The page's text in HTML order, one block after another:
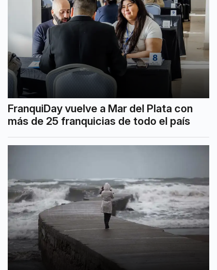
FranquiDay vuelve a Mar del Plata con
más de 25 franquicias de todo el país